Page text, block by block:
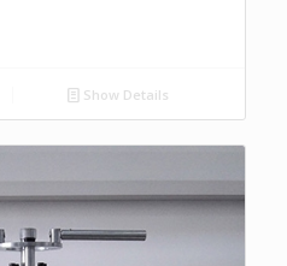
Show Details